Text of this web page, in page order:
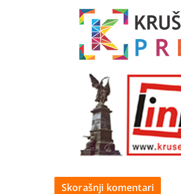
Skorašnji komentari